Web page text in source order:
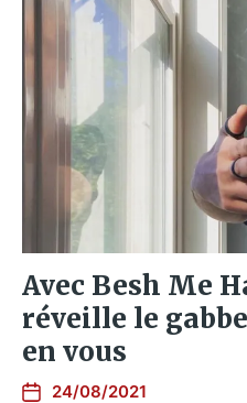
Avec Besh Me
réveille le
en vous
24/08/2021